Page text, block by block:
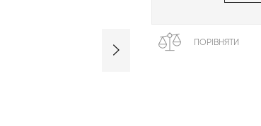
ПОРІВНЯТИ